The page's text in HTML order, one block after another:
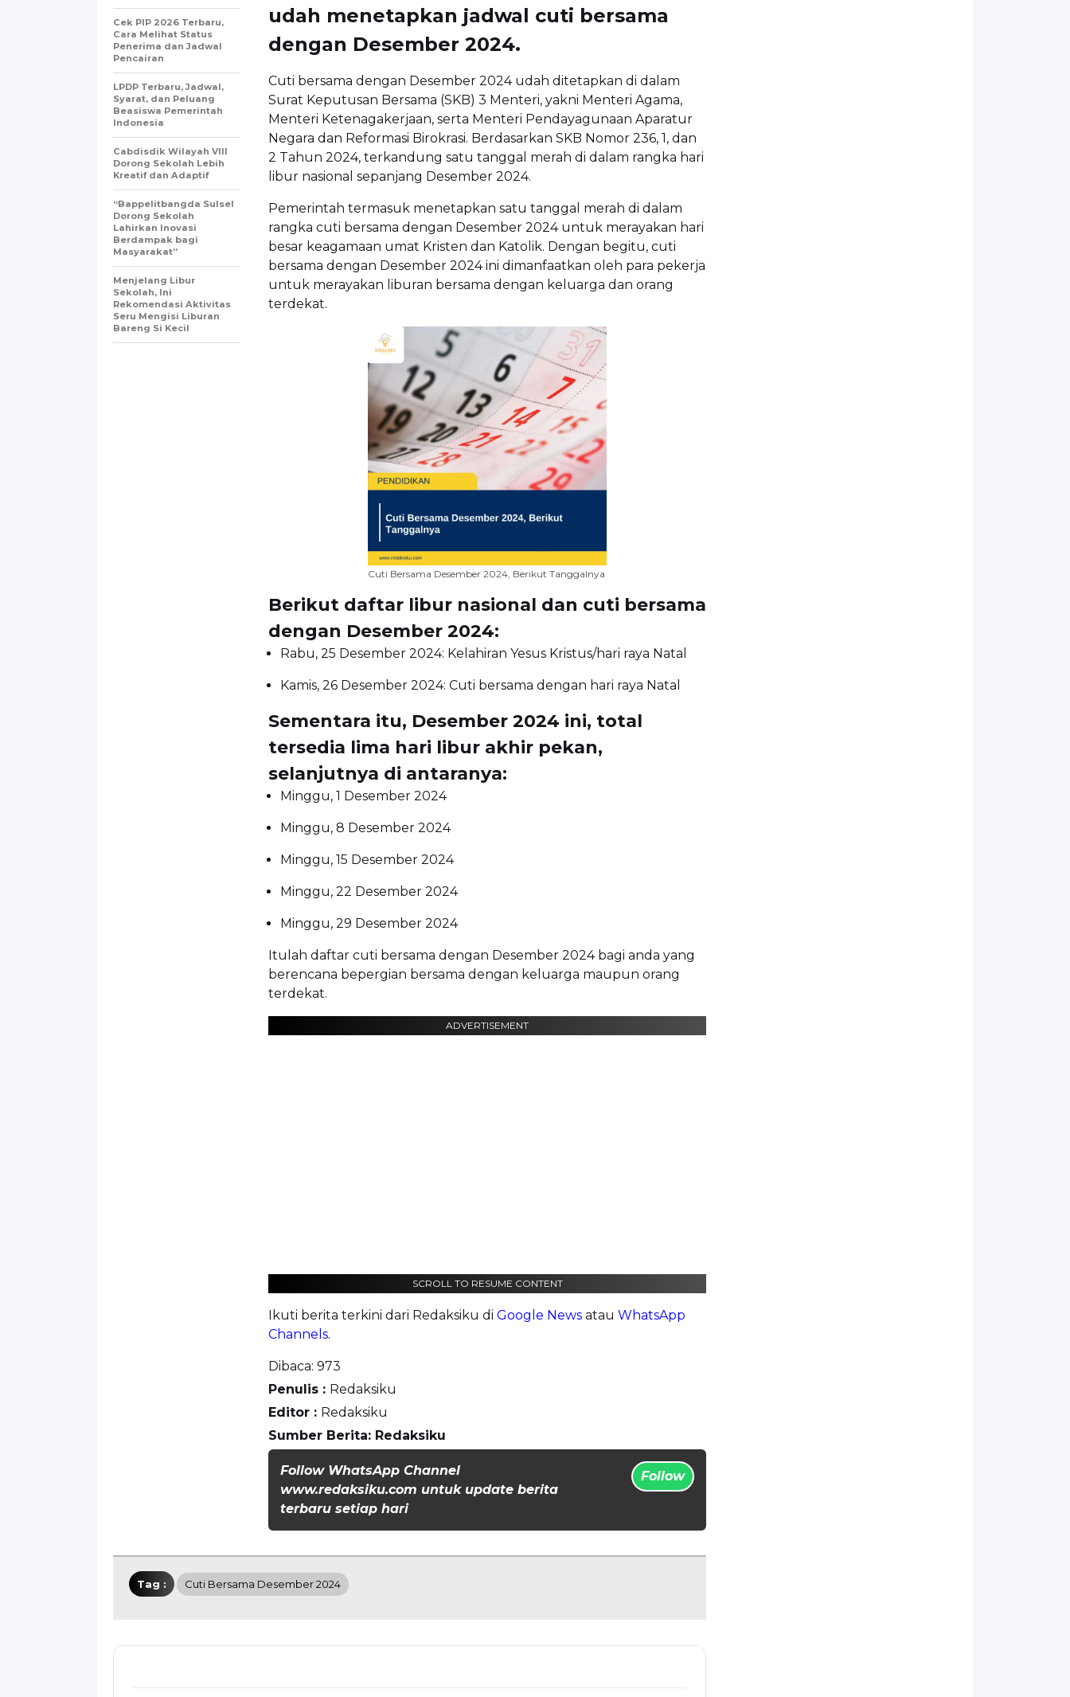
udah menetapkan jadwal cuti bersama
dengan Desember 2024.
Cuti bersama dengan Desember 2024 udah ditetapkan di dalam
Surat Keputusan Bersama (SKB) 3 Menteri, yakni Menteri Agama,
Menteri Ketenagakerjaan, serta Menteri Pendayagunaan Aparatur
Negara dan Reformasi Birokrasi. Berdasarkan SKB Nomor 236, 1, dan
2 Tahun 2024, terkandung satu tanggal merah di dalam rangka hari
libur nasional sepanjang Desember 2024.
Pemerintah termasuk menetapkan satu tanggal merah di dalam
rangka cuti bersama dengan Desember 2024 untuk merayakan hari
besar keagamaan umat Kristen dan Katolik. Dengan begitu, cuti
bersama dengan Desember 2024 ini dimanfaatkan oleh para pekerja
untuk merayakan liburan bersama dengan keluarga dan orang
terdekat.
Cuti Bersama Desember 2024, Berikut Tanggalnya
Berikut daftar libur nasional dan cuti bersama
dengan Desember 2024:
Rabu, 25 Desember 2024: Kelahiran Yesus Kristus/hari raya Natal
Kamis, 26 Desember 2024: Cuti bersama dengan hari raya Natal
Sementara itu, Desember 2024 ini, total
tersedia lima hari libur akhir pekan,
selanjutnya di antaranya:
Minggu, 1 Desember 2024
Minggu, 8 Desember 2024
Minggu, 15 Desember 2024
Minggu, 22 Desember 2024
Minggu, 29 Desember 2024
Itulah daftar cuti bersama dengan Desember 2024 bagi anda yang
berencana bepergian bersama dengan keluarga maupun orang
terdekat.
ADVERTISEMENT
SCROLL TO RESUME CONTENT
Ikuti berita terkini dari Redaksiku di Google News atau WhatsApp
Channels.
Dibaca: 973
Penulis : Redaksiku
Editor : Redaksiku
Sumber Berita: Redaksiku
Follow WhatsApp Channel
www.redaksiku.com untuk update berita
terbaru setiap hari
Follow
Cek PIP 2026 Terbaru,
Cara Melihat Status
Penerima dan Jadwal
Pencairan
LPDP Terbaru, Jadwal,
Syarat, dan Peluang
Beasiswa Pemerintah
Indonesia
Cabdisdik Wilayah VIII
Dorong Sekolah Lebih
Kreatif dan Adaptif
“Bappelitbangda Sulsel
Dorong Sekolah
Lahirkan Inovasi
Berdampak bagi
Masyarakat”
Menjelang Libur
Sekolah, Ini
Rekomendasi Aktivitas
Seru Mengisi Liburan
Bareng Si Kecil
Tag : Cuti Bersama Desember 2024